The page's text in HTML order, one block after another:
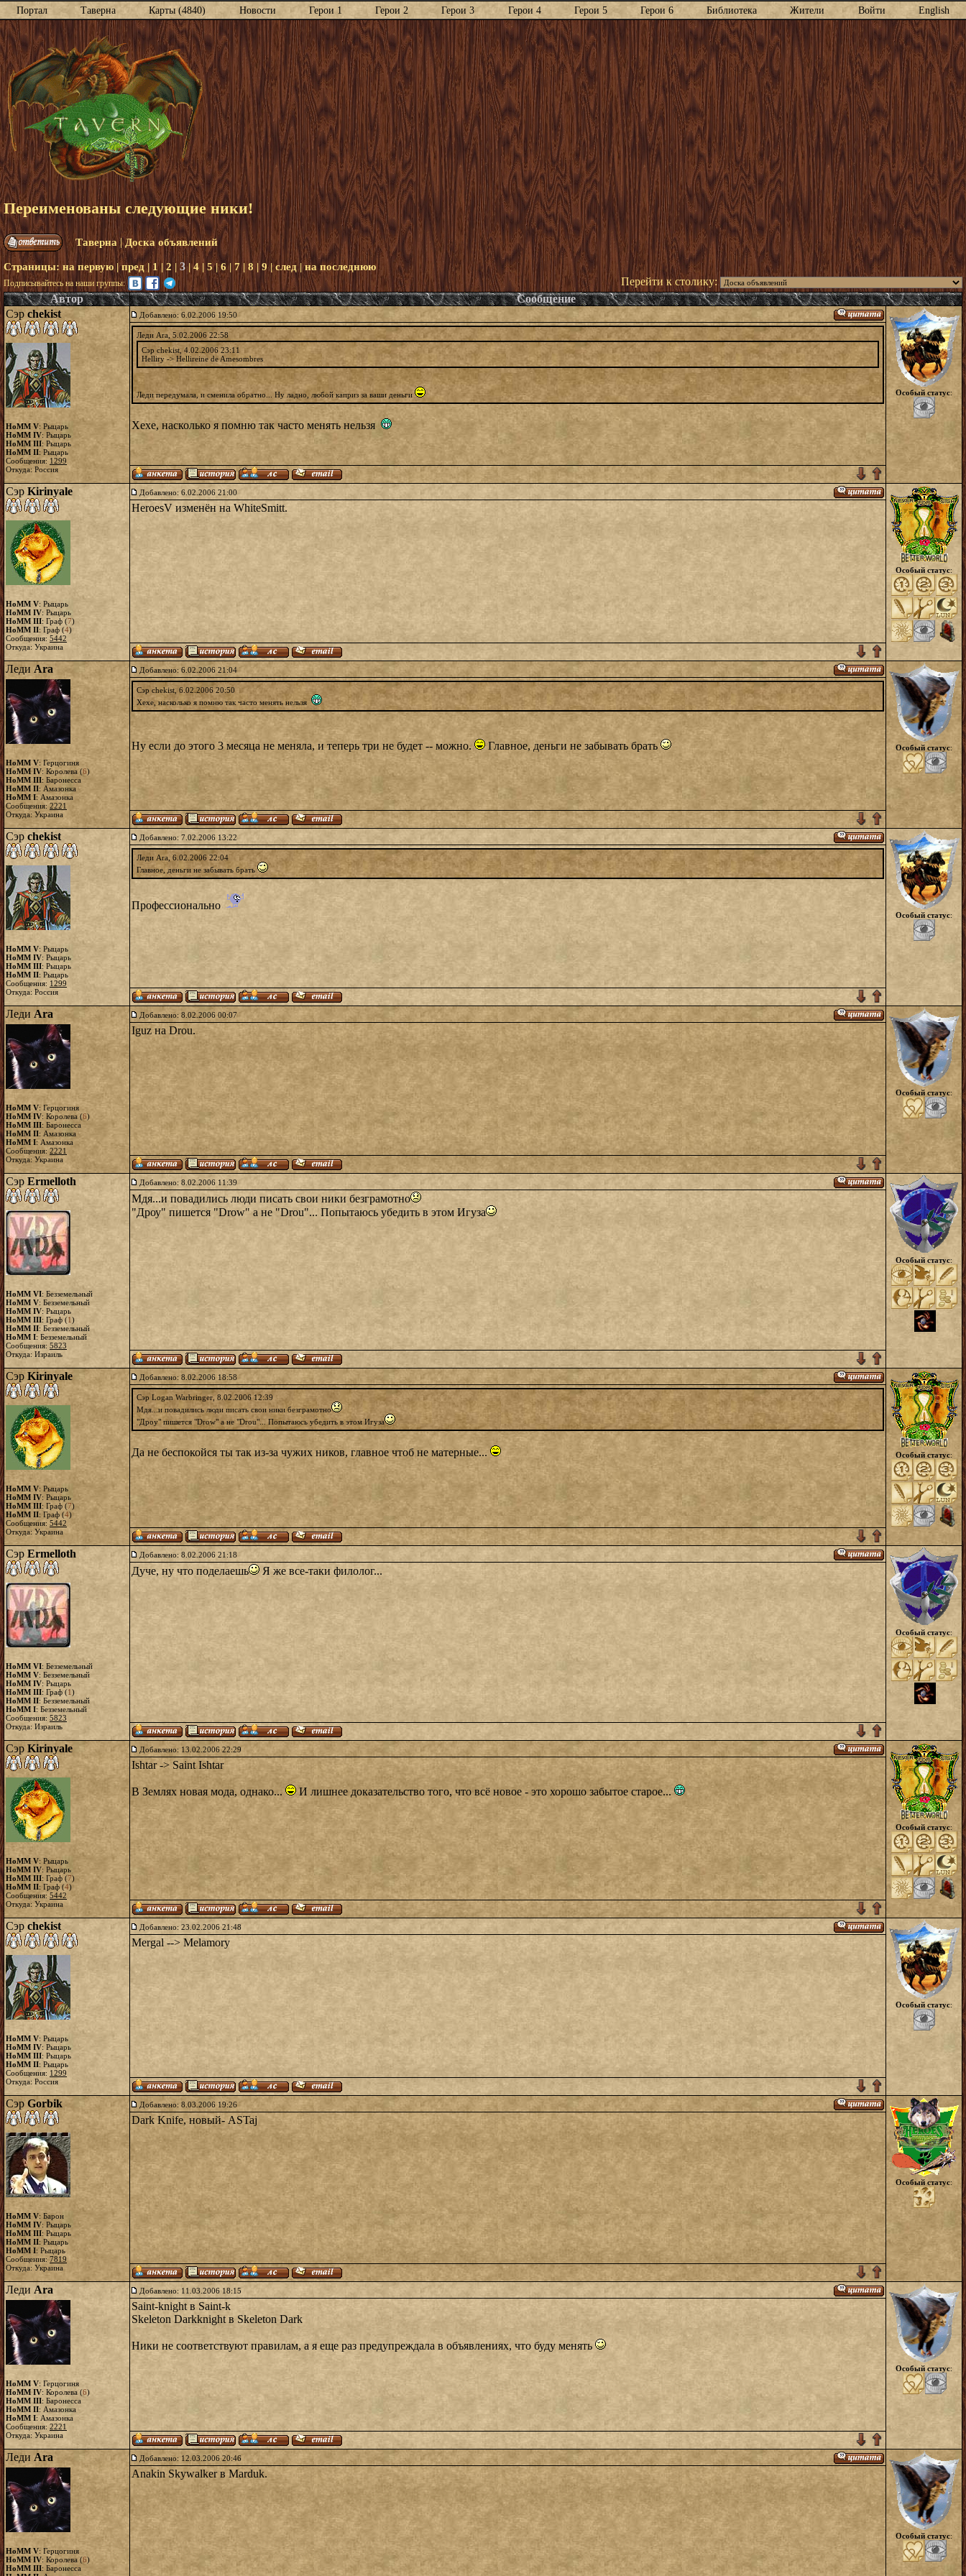
Портал Таверна Карты (4840) Новости Герои 1 Герои 2 Герои 3 Герои 4 Герои 5 Герои 6 Библиотека Жители Войти English
Переименованы следующие ники!
Таверна|Доска объявлений
Страницы: на первую|пред|1| 2 | 3|4 | 5|6| 7 | 8 | 9|след|на последнюю
Подписывайтесь на наши группы:
Перейти к столику:
Автор
Сообщение
Сэр chekist
HoMM V: Рыцарь
HoMM IV: Рыцарь
HoMM III: Рыцарь
HoMM II: Рыцарь
Сообщения: 1299
Откуда: Россия
Добавлено: 6.02.2006 19:50
Леди Ara, 5.02.2006 22:58
Сэр chekist, 4.02.2006 23:11
Helliry -> Hellireine de Amesombres
Леди передумала, и сменила обратно... Ну ладно, любой каприз за ваши деньги
Хехе, насколько я помню так часто менять нельзя
Особый статус:
Сэр Kirinyale
HoMM V: Рыцарь
HoMM IV: Рыцарь
HoMM III: Граф (7)
HoMM II: Граф (4)
Сообщения: 5442
Откуда: Украина
Добавлено: 6.02.2006 21:00
HeroesV изменён на WhiteSmitt.
Особый статус:
Леди Ara
HoMM V: Герцогиня
HoMM IV: Королева (6)
HoMM III: Баронесса
HoMM II: Амазонка
HoMM I: Амазонка
Сообщения:2221
Откуда: Украина
Добавлено: 6.02.2006 21:04
Сэр chekist, 6.02.2006 20:50
Хехе, насколько я помню так часто менять нельзя
Ну если до этого 3 месяца не меняла, и теперь три не будет -- можно. Главное, деньги не забывать брать Особый статус:
Сэр chekist
HoMM V: Рыцарь
HoMM IV: Рыцарь
HoMM III: Рыцарь
HoMM II: Рыцарь
Сообщения: 1299
Откуда: Россия
Добавлено: 7.02.2006 13:22
Леди Ara, 6.02.2006 22:04
Главное, деньги не забывать брать
Профессионально
Особый статус:
Леди Ara
HoMM V: Герцогиня
HoMM IV: Королева (6)
HoMM III: Баронесса
HoMM II: Амазонка
HoMM I: Амазонка
Сообщения:2221
Откуда: Украина
Добавлено: 8.02.2006 00:07
Iguz на Drou.
Особый статус:
Сэр Ermelloth
HoMM VI: Безземельный
HoMM V: Безземельный
HoMM IV: Рыцарь
HoMM III: Граф (1)
HoMM II: Безземельный
HoMM I: Безземельный
Сообщения: 5823
Откуда: Израиль
Добавлено: 8.02.2006 11:39
Мдя...и повадились люди писать свои ники безграмотно
"Дроу" пишется "Drow" а не "Drou"... Попытаюсь убедить в этом Игуза
Особый статус:
Сэр Kirinyale
HoMM V: Рыцарь
HoMM IV: Рыцарь
HoMM III: Граф (7)
HoMM II: Граф (4)
Сообщения: 5442
Откуда: Украина
Добавлено: 8.02.2006 18:58
Сэр Logan Warbringer, 8.02.2006 12:39
Мдя...и повадились люди писать свои ники безграмотно
"Дроу" пишется "Drow" а не "Drou"... Попытаюсь убедить в этом Игуза
Да не беспокойся ты так из-за чужих ников, главное чтоб не матерные... Особый статус:
Сэр Ermelloth
HoMM VI: Безземельный
HoMM V: Безземельный
HoMM IV: Рыцарь
HoMM III: Граф (1)
HoMM II: Безземельный
HoMM I: Безземельный
Сообщения: 5823
Откуда: Израиль
Добавлено: 8.02.2006 21:18
Дуче, ну что поделаешь Я же все-таки филолог...
Особый статус:
Сэр Kirinyale
HoMM V: Рыцарь
HoMM IV: Рыцарь
HoMM III: Граф (7)
HoMM II: Граф (4)
Сообщения: 5442
Откуда: Украина
Добавлено: 13.02.2006 22:29
Ishtar -> Saint Ishtar
В Землях новая мода, однако... И лишнее доказательство того, что всё новое - это хорошо забытое старое...
Особый статус:
Сэр chekist
HoMM V: Рыцарь
HoMM IV: Рыцарь
HoMM III: Рыцарь
HoMM II: Рыцарь
Сообщения: 1299
Откуда: Россия
Добавлено: 23.02.2006 21:48
Mergal --> Melamory
Особый статус:
Сэр Gorbik
HoMM V: Барон
HoMM IV: Рыцарь
HoMM III: Рыцарь
HoMM II: Рыцарь
HoMM I: Рыцарь
Сообщения: 7819
Откуда: Украина
Добавлено: 8.03.2006 19:26
Dark Knife, новый- ASTaj
Особый статус:
Леди Ara
HoMM V: Герцогиня
HoMM IV: Королева (6)
HoMM III: Баронесса
HoMM II: Амазонка
HoMM I: Амазонка
Сообщения: 2221
Откуда: Украина
Добавлено: 11.03.2006 18:15
Saint-knight в Saint-k
Skeleton Darkknight в Skeleton Dark
Ники не соответствуют правилам, а я еще раз предупреждала в объявлениях, что буду менять
Особый статус:
Леди Ara
HoMM V: Герцогиня
HoMM IV: Королева (6)
HoMM III: Баронесса
Добавлено: 12.03.2006 20:46
Anakin Skywalker в Marduk.
Особый статус: